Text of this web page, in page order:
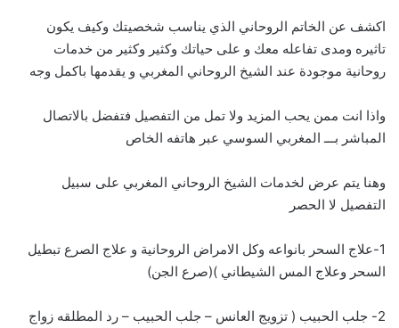
اكشف عن الخاتم الروحاني الذي يناسب شخصيتك وكيف يكون
تاثيره ومدى تفاعله معك و على حياتك وكثير وكثير من خدمات
روحانية موجودة عند الشيخ الروحاني المغربي و يقدمها باكمل وجه
واذا انت ممن يحب المزيد ولا تمل من التفصيل فتفضل بالاتصال
المباشر بـــ المغربي السوسي عبر هاتفه الخاص
وهنا يتم عرض لخدمات الشيخ الروحاني المغربي على سبيل
التفصيل لا الحصر
1-علاج السحر بانواعه وكل الامراض الروحانية و علاج الصرع تبطيل
السحر وعلاج المس الشيطاني )(صرع الجن)
2- جلب الحبيب ( تزويج العانس – جلب الحبيب – رد المطلقه زواج